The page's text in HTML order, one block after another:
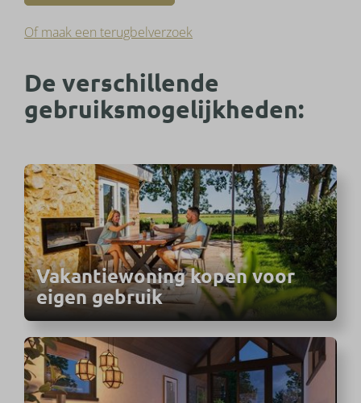
Of maak een terugbelverzoek
De verschillende
gebruiksmogelijkheden:
Vakantiewoning kopen voor
eigen gebruik